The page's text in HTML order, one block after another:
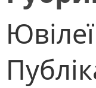
Ювілеї